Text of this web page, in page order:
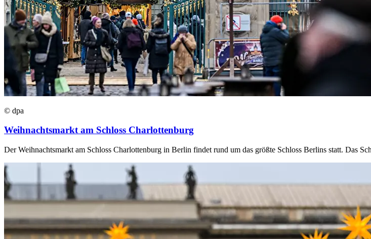
© dpa
Weihnachtsmarkt am Schloss Charlottenburg
Der Weihnachtsmarkt am Schloss Charlottenburg in Berlin findet rund um das größte Schloss Berlins statt. Das